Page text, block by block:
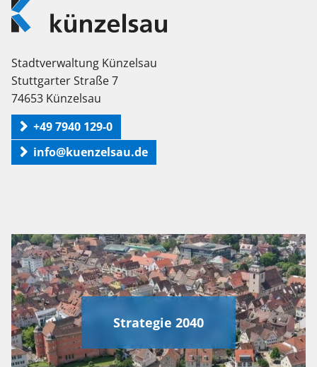
Künzelsau
Stadtverwaltung Künzelsau
Stuttgarter Straße 7
74653 Künzelsau
+49 7940 129-0
info@kuenzelsau.de
Strategie 2040